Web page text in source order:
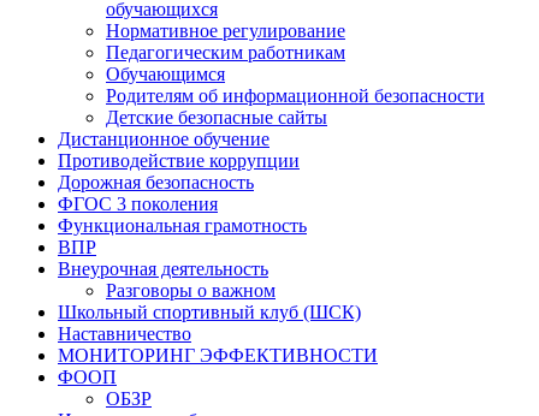
обучающихся
Нормативное регулирование
Педагогическим работникам
Обучающимся
Родителям об информационной безопасности
Детские безопасные сайты
Дистанционное обучение
Противодействие коррупции
Дорожная безопасность
ФГОС 3 поколения
Функциональная грамотность
ВПР
Внеурочная деятельность
Разговоры о важном
Школьный спортивный клуб (ШСК)
Наставничество
МОНИТОРИНГ ЭФФЕКТИВНОСТИ
ФООП
ОБЗР